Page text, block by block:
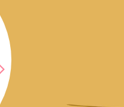
Seuraava